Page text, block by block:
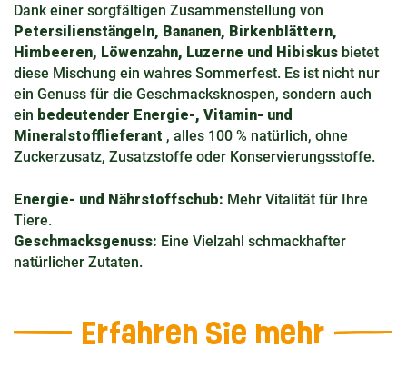
Dank einer sorgfältigen Zusammenstellung von
Petersilienstängeln, Bananen, Birkenblättern,
Himbeeren, Löwenzahn, Luzerne und Hibiskus bietet
diese Mischung ein wahres Sommerfest. Es ist nicht nur
ein Genuss für die Geschmacksknospen, sondern auch
ein bedeutender Energie-, Vitamin- und
Mineralstofflieferant , alles 100 % natürlich, ohne
Zuckerzusatz, Zusatzstoffe oder Konservierungsstoffe.
Energie- und Nährstoffschub: Mehr Vitalität für Ihre
Tiere.
Geschmacksgenuss: Eine Vielzahl schmackhafter
natürlicher Zutaten.
Erfahren Sie mehr